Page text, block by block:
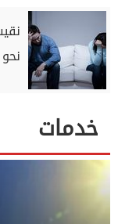
نحو 25 حالة طلاق
خدمات